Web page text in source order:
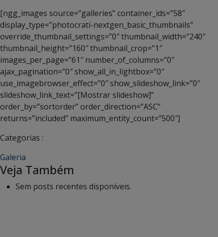
[ngg_images source=”galleries” container_ids=”58″
display_type=”photocrati-nextgen_basic_thumbnails”
override_thumbnail_settings=”0″ thumbnail_width=”240″
thumbnail_height=”160″ thumbnail_crop=”1″
images_per_page=”61″ number_of_columns=”0″
ajax_pagination=”0″ show_all_in_lightbox=”0″
use_imagebrowser_effect=”0″ show_slideshow_link=”0″
slideshow_link_text=”[Mostrar slideshow]”
order_by=”sortorder” order_direction=”ASC”
returns=”included” maximum_entity_count=”500″]
Categorias :
Galeria
Veja Também
Sem posts recentes disponíveis.